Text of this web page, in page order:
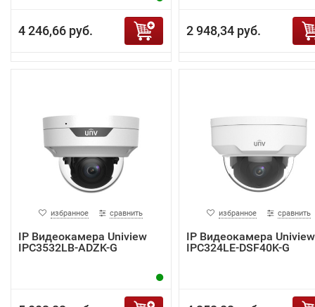
4 246,66 руб. 2 948,34 руб.
избранное сравнить
IP Видеокамера Uniview
IPC3532LB-ADZK-G
избранное сравнить
IP Видеокамера Uniview
IPC324LE-DSF40K-G